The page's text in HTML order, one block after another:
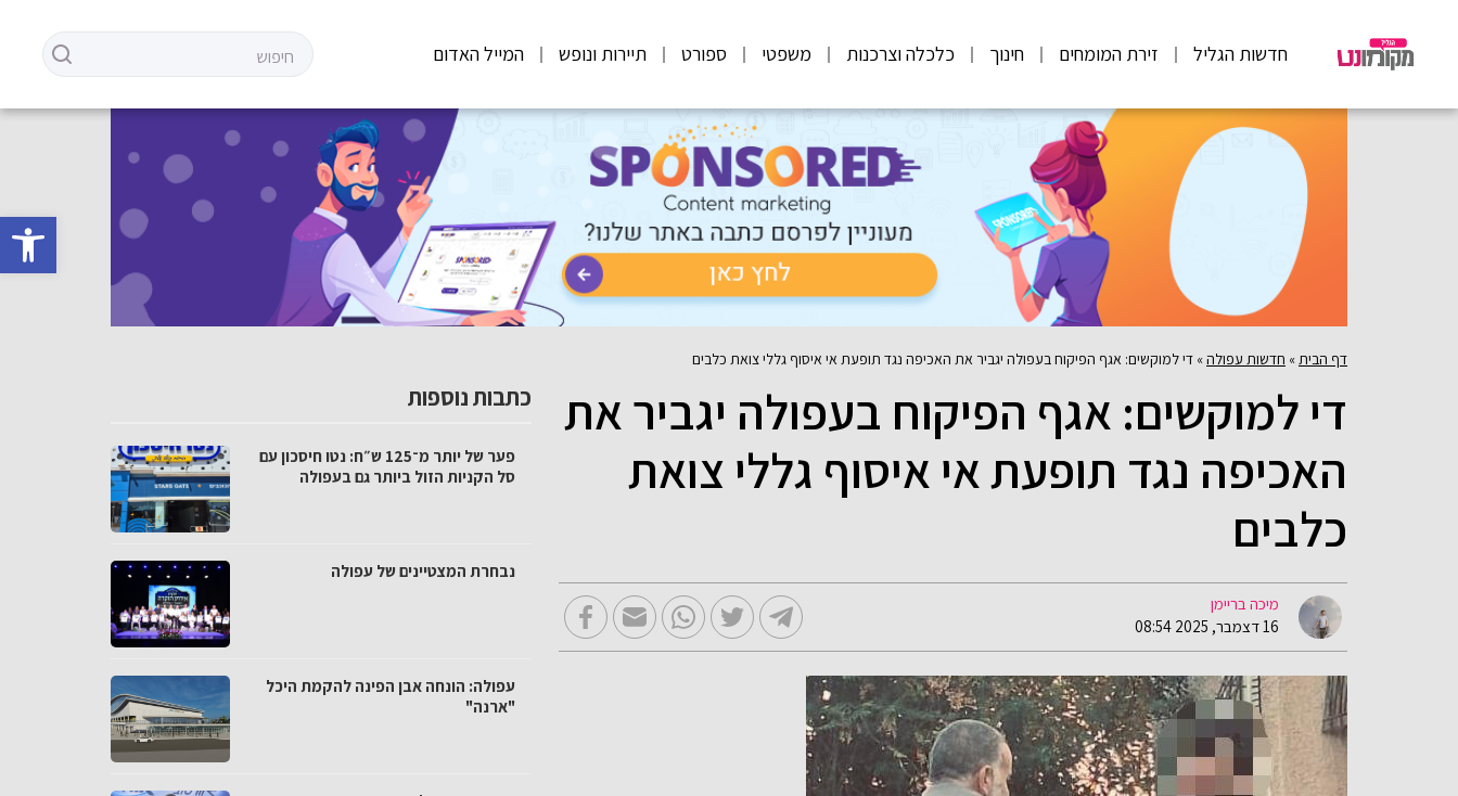
פתח
חדשות הגליל זירת המומחים חינוך כלכלה וצרכנות משפטי ספורט תיירות ונופש המייל האדום
דף הבית » חדשות עפולה» די למוקשים: אגף הפיקוח בעפולה יגביר את האכיפה נגד תופעת אי איסוף גללי צואת כלבים
די למוקשים: אגף הפיקוח בעפולה יגביר את
האכיפה נגד תופעת אי איסוף גללי צואת
כלבים
מיכה בריימן
16 דצמבר, 2025 08:54
כתבות נוספות
פער של יותר מ־125 ש״ח: נטו חיסכון עם
סל הקניות הזול ביותר גם בעפולה
נבחרת המצטיינים של עפולה
עפולה: הונחה אבן הפינה להקמת היכל
"ארנה"